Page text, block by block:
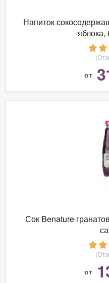
Напиток
яблока,
от
Сок Benature
от